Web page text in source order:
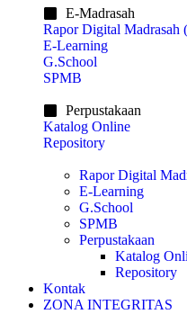
E-Madrasah
Rapor Digital Madrasah
E-Learning
G.School
SPMB
Perpustakaan
Katalog Online
Repository
Rapor Digital
E-Learning
G.School
SPMB
Perpustakaan
Katalog
Repository
Kontak
ZONA INTEGRITAS